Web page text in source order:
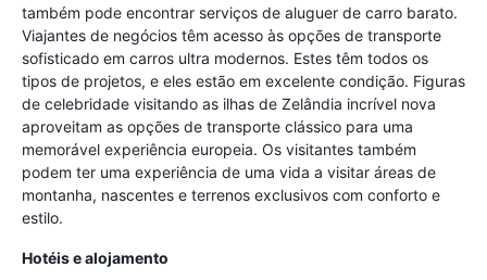
também pode encontrar serviços de aluguer de carro barato.
Viajantes de negócios têm acesso às opções de transporte
sofisticado em carros ultra modernos. Estes têm todos os
tipos de projetos, e eles estão em excelente condição. Figuras
de celebridade visitando as ilhas de Zelândia incrível nova
aproveitam as opções de transporte clássico para uma
memorável experiência europeia. Os visitantes também
podem ter uma experiência de uma vida a visitar áreas de
montanha, nascentes e terrenos exclusivos com conforto e
estilo.
Hotéis e alojamento